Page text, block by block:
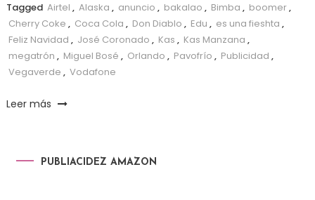
Tagged Airtel , Alaska , anuncio , bakalao , Bimba , boomer,
Cherry Coke , Coca Cola , Don Diablo , Edu , es una fieshta ,
Feliz Navidad , José Coronado , Kas , Kas Manzana ,
megatrón , Miguel Bosé , Orlando , Pavofrío , Publicidad ,
Vegaverde , Vodafone
Leer más
PUBLIACIDEZ AMAZON